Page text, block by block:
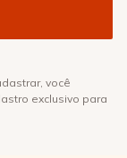
você
exclusivo para